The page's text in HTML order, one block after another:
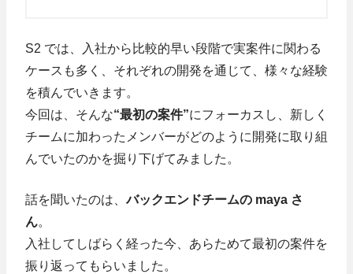
S2 では、入社から比較的早い段階で実案件に関わる
ケースも多く、それぞれの開発を通じて、様々な経験
を積んでいきます。
今回は、そんな“最初の案件”にフォーカスし、新しく
チームに加わったメンバーがどのように開発に取り組
んでいたのかを掘り下げてみました。
話を聞いたのは、バックエンドチームの maya さ
ん。
入社してしばらく経った今、あらためて最初の案件を
振り返ってもらいました。